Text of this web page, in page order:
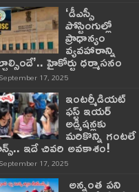
‘డీఎస్సీ
పోస్టింగుల్లో
ప్రాధాన్యం
వ్యవహారాన్ని
హైకోర్టు ధర్మాసనం
September 17, 2025
ఇంటర్మీడియట్
ఫస్ట్‌ ఇయర్‌
అడ్మిషన్లకు
మరికొన్ని గంటలే
ఇదే చివరి అవకాశం!
September 17, 2025
అన్నంత పని